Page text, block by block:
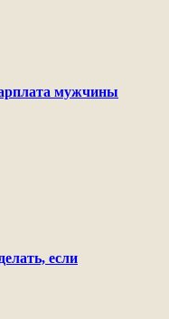
мужчины
если